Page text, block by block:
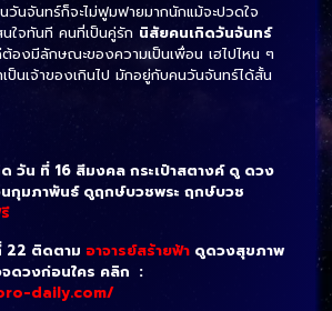
วันจันทร์ก็จะไม่ฟูมฟายมากนักแม้จะปวดใจ
ใจทันที คนที่เป็นคู่รัก นิสัยคนเกิดวันจันทร์
องมีลักษณะของความเป็นเพื่อน เฮไปไหน ๆ
ป็นเจ้าของเกินไป มักอยู่กับคนวันจันทร์ได้สั้น
วัน ที่ 16 สีมงคล กระเป๋าสตางค์ ดู ดวง
กุมภาพันธ์ ดูฤกษ์บวชพระ ฤกษ์บวช
22 ติดตาม อาจารย์สร้ายฟ้า ดูดวงสุขภาพ
จดวงก่อนใคร คลิก :
daily.com/